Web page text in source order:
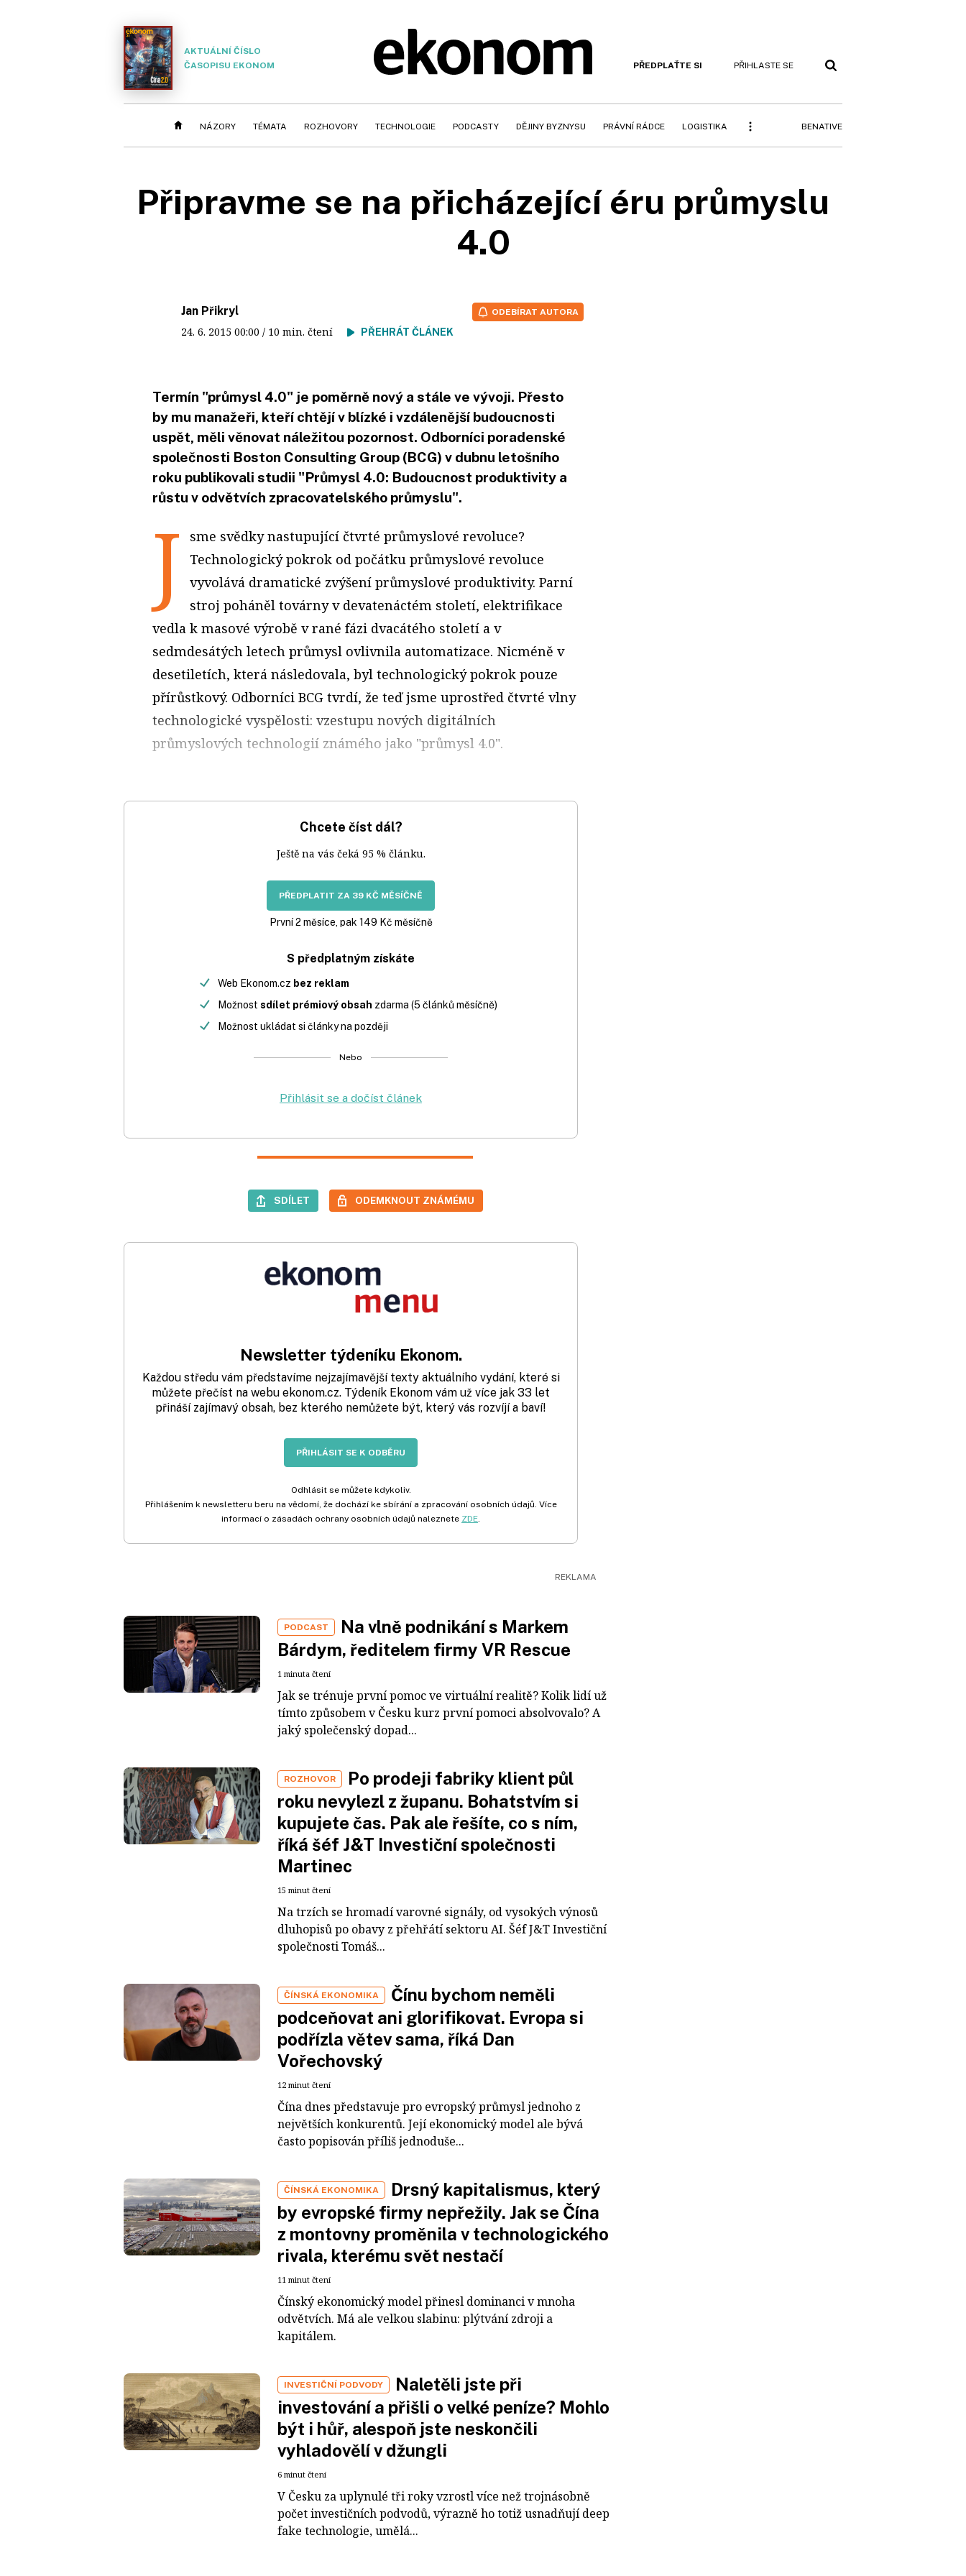
AKTUÁLNÍ ČÍSLO
ČASOPISU EKONOM
PŘEDPLAŤTE SI PŘIHLASTE SE
NÁZORY TÉMATA ROZHOVORY TECHNOLOGIE PODCASTY DĚJINY BYZNYSU PRÁVNÍ RÁDCE LOGISTIKA BENATIVE
Připravme se na přicházející éru průmyslu
4.0
Jan Přikryl
24. 6. 2015 00:00 / 10 min. čtení PŘEHRÁT ČLÁNEK
ODEBÍRAT AUTORA
Termín "průmysl 4.0" je poměrně nový a stále ve vývoji. Přesto
by mu manažeři, kteří chtějí v blízké i vzdálenější budoucnosti
uspět, měli věnovat náležitou pozornost. Odborníci poradenské
společnosti Boston Consulting Group (BCG) v dubnu letošního
roku publikovali studii "Průmysl 4.0: Budoucnost produktivity a
růstu v odvětvích zpracovatelského průmyslu".
J
sme svědky nastupující čtvrté průmyslové revoluce?
Technologický pokrok od počátku průmyslové revoluce
vyvolává dramatické zvýšení průmyslové produktivity. Parní
stroj poháněl továrny v devatenáctém století, elektrifikace
vedla k masové výrobě v rané fázi dvacátého století a v
sedmdesátých letech průmysl ovlivnila automatizace. Nicméně v
desetiletích, která následovala, byl technologický pokrok pouze
přírůstkový. Odborníci BCG tvrdí, že teď jsme uprostřed čtvrté vlny
technologické vyspělosti: vzestupu nových digitálních
průmyslových technologií známého jako "průmysl 4.0".
Chcete číst dál?
Ještě na vás čeká 95 % článku.
PŘEDPLATIT ZA 39 KČ MĚSÍČNĚ
První 2 měsíce, pak 149 Kč měsíčně
S předplatným získáte
Web Ekonom.cz bez reklam
Možnost sdílet prémiový obsah zdarma (5 článků měsíčně)
Možnost ukládat si články na později
Nebo
Přihlásit se a dočíst článek
SDÍLET ODEMKNOUT ZNÁMÉMU
Newsletter týdeníku Ekonom.
Každou středu vám představíme nejzajímavější texty aktuálního vydání, které si
můžete přečíst na webu ekonom.cz. Týdeník Ekonom vám už více jak 33 let
přináší zajímavý obsah, bez kterého nemůžete být, který vás rozvíjí a baví!
PŘIHLÁSIT SE K ODBĚRU
Odhlásit se můžete kdykoliv.
Přihlášením k newsletteru beru na vědomí, že dochází ke sbírání a zpracování osobních údajů. Více
informací o zásadách ochrany osobních údajů naleznete ZDE.
PODCAST
Na vlně podnikání s Markem
Bárdym, ředitelem firmy VR Rescue
1 minuta čtení
Jak se trénuje první pomoc ve virtuální realitě? Kolik lidí už
tímto způsobem v Česku kurz první pomoci absolvovalo? A
jaký společenský dopad...
ROZHOVOR
Po prodeji fabriky klient půl
roku nevylezl z županu. Bohatstvím si
kupujete čas. Pak ale řešíte, co s ním,
říká šéf J&T Investiční společnosti
Martinec
15 minut čtení
Na trzích se hromadí varovné signály, od vysokých výnosů
dluhopisů po obavy z přehřátí sektoru AI. Šéf J&T Investiční
společnosti Tomáš...
ČÍNSKÁ EKONOMIKA
Čínu bychom neměli
podceňovat ani glorifikovat. Evropa si
podřízla větev sama, říká Dan
Vořechovský
12 minut čtení
Čína dnes představuje pro evropský průmysl jednoho z
největších konkurentů. Její ekonomický model ale bývá
často popisován příliš jednoduše...
ČÍNSKÁ EKONOMIKA
Drsný kapitalismus, který
by evropské firmy nepřežily. Jak se Čína
z montovny proměnila v technologického
rivala, kterému svět nestačí
11 minut čtení
Čínský ekonomický model přinesl dominanci v mnoha
odvětvích. Má ale velkou slabinu: plýtvání zdroji a
kapitálem.
INVESTIČNÍ PODVODY
Naletěli jste při
investování a přišli o velké peníze? Mohlo
být i hůř, alespoň jste neskončili
vyhladovělí v džungli
6 minut čtení
V Česku za uplynulé tři roky vzrostl více než trojnásobně
počet investičních podvodů, výrazně ho totiž usnadňují deep
fake technologie, umělá...